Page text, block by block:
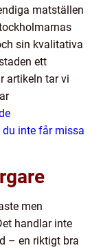
matställen
sin kvalitativa
ett
artikeln tar vi
inte får missa
men
handlar inte
– en riktigt bra